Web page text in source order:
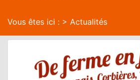
Vous êtes ici : > Actualités